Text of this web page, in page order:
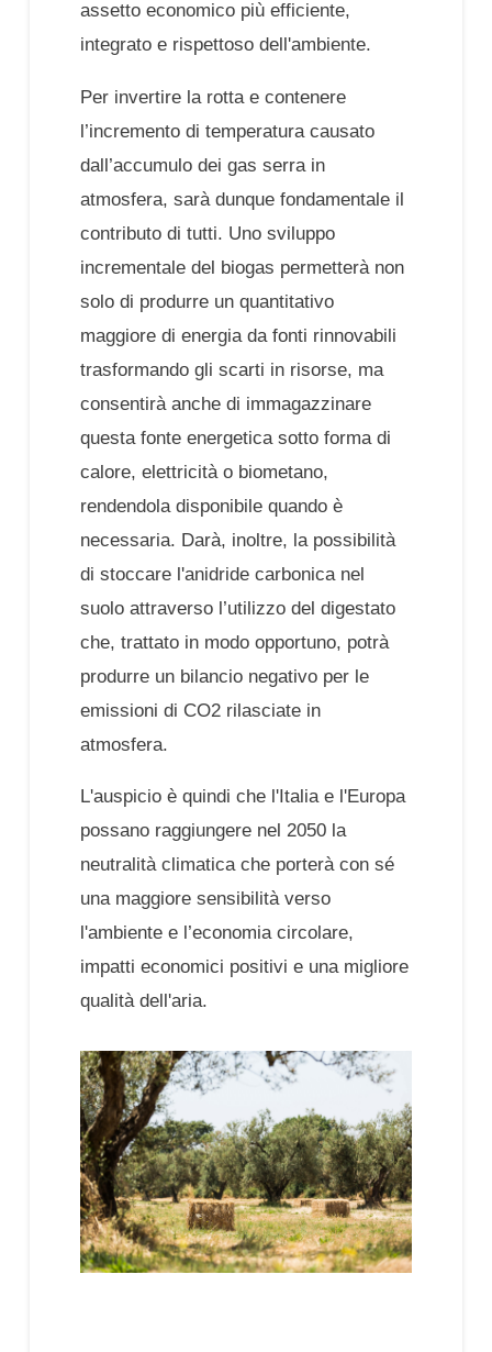
assetto economico più efficiente,
integrato e rispettoso dell'ambiente.
Per invertire la rotta e contenere
l’incremento di temperatura causato
dall’accumulo dei gas serra in
atmosfera, sarà dunque fondamentale il
contributo di tutti. Uno sviluppo
incrementale del biogas permetterà non
solo di produrre un quantitativo
maggiore di energia da fonti rinnovabili
trasformando gli scarti in risorse, ma
consentirà anche di immagazzinare
questa fonte energetica sotto forma di
calore, elettricità o biometano,
rendendola disponibile quando è
necessaria. Darà, inoltre, la possibilità
di stoccare l'anidride carbonica nel
suolo attraverso l’utilizzo del digestato
che, trattato in modo opportuno, potrà
produrre un bilancio negativo per le
emissioni di CO2 rilasciate in
atmosfera.
L'auspicio è quindi che l'Italia e l'Europa
possano raggiungere nel 2050 la
neutralità climatica che porterà con sé
una maggiore sensibilità verso
l'ambiente e l’economia circolare,
impatti economici positivi e una migliore
qualità dell'aria.